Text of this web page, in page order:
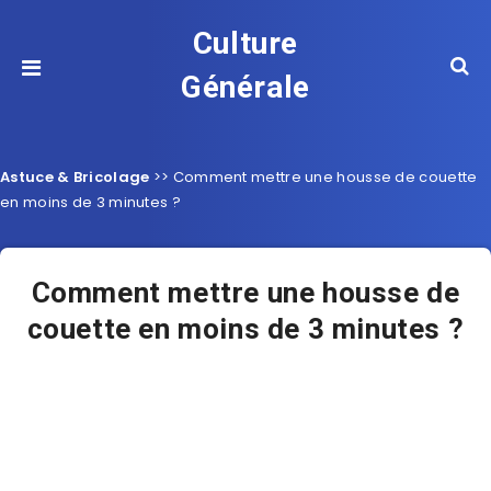
Culture
Générale
Astuce & Bricolage >> Comment mettre une housse de couette
en moins de 3 minutes ?
Comment mettre une housse de
couette en moins de 3 minutes ?